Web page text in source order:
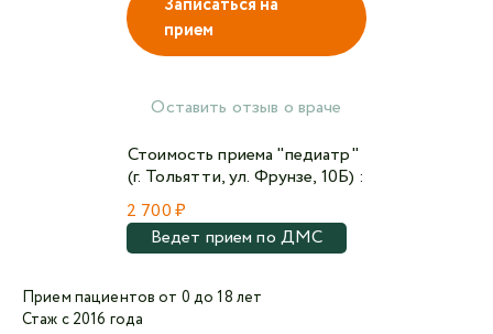
прием
Оставить отзыв о враче
Стоимость приема "педиатр"
(г. Тольятти, ул. Фрунзе, 10Б) :
2 700 ₽
Ведет прием по ДМС
Прием пациентов от 0 до 18 лет
Стаж с 2016 года
Авторизоваться в личном кабинете
робот